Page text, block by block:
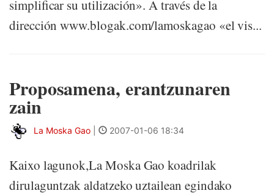
simplificar su utilización». A través de la
dirección www.blogak.com/lamoskagao «el vis...
Proposamena, erantzunaren
zain
La Moska Gao 2007-01-06 18:34
Kaixo lagunok,La Moska Gao koadrilak
dirulaguntzak aldatzeko uztailean egindako